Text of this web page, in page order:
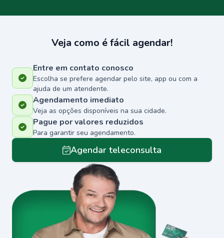
Veja como é fácil agendar!
Entre em contato conosco
Escolha se prefere agendar pelo site, app ou com a
ajuda de um atendente.
Agendamento imediato
Veja as opções disponíveis na sua cidade.
Pague por valores reduzidos
Para garantir seu agendamento.
Agendar teleconsulta